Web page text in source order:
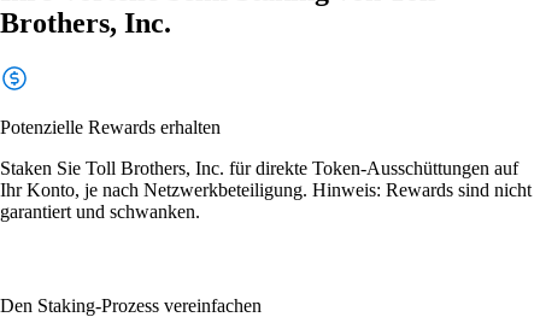
Brothers, Inc.
Potenzielle Rewards erhalten
Staken Sie Toll Brothers, Inc. für direkte Token-Ausschüttungen auf
Ihr Konto, je nach Netzwerkbeteiligung. Hinweis: Rewards sind nicht
garantiert und schwanken.
Den Staking-Prozess vereinfachen